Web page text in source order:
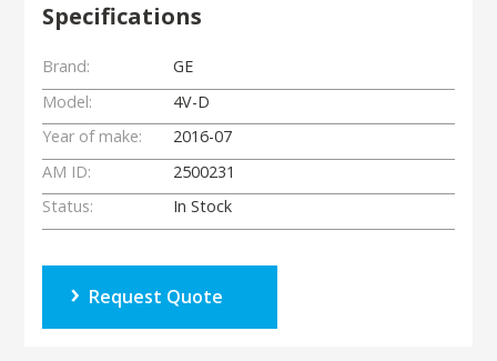
Specifications
Brand:
GE
Model:
4V-D
Year of make:
2016-07
AM ID:
2500231
Status:
In Stock
Request Quote